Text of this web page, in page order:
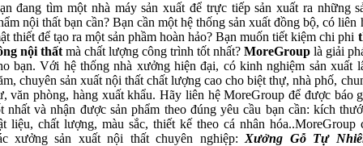
đang tìm một nhà máy sản xuất để trực tiếp sản xuất ra những
nội thất bạn cần? Bạn cần một hệ thống sản xuất đồng bộ, có liên
thiết để tạo ra một sản phầm hoàn hảo? Bạn muốn tiết kiệm chi phi
nội thấtmà chất lượng công trình tốt nhất? MoreGrouplà giải
bạn. Với hệ thống nhà xưởng hiện đại, có kinh nghiệm sản xuất
chuyên sản xuất nội thất chất lượng cao cho biệt thự, nhà phố,
văn phòng, hàng xuất khẩu. Hãy liên hệ MoreGroup để được báo
nhất và nhận được sản phẩm theo đúng yêu cầu bạn cần: kích
liệu, chất lượng, màu sắc, thiết kế theo cá nhân hóa..MoreGroup
xưởng sản xuất nội thất chuyên nghiệp: Xưởng Gỗ Tự